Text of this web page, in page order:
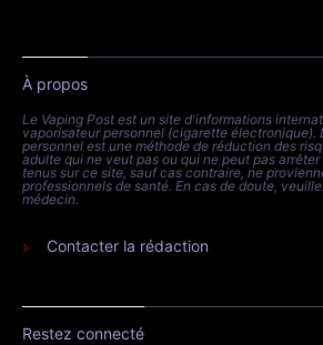
À propos
Le Vaping Post est un site d'informations
vaporisateur personnel (cigarette électronique).
personnel est une méthode de réduction des
adulte qui ne veut pas ou qui ne peut pas
tenus sur ce site, sauf cas contraire, ne
professionnels de santé. En cas de doute,
médecin.
Contacter la rédaction
Restez connecté